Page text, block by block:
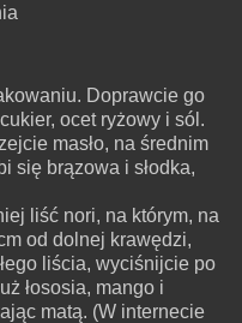
Doprawcie go
ocet ryżowy i sól.
masło, na średnim
się brązowa i słodka,
liść nori, na którym, na
od dolnej krawędzi,
liścia, wyciśnijcie po
łososia, mango i
matą. (W internecie